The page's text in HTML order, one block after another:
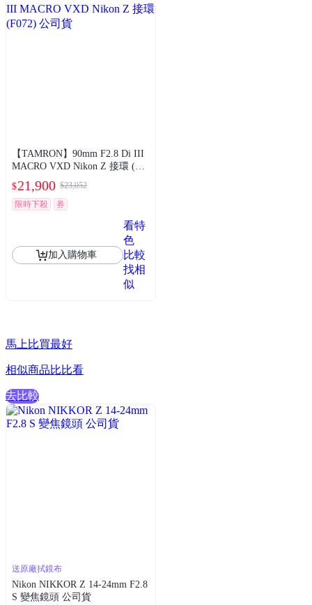
【TAMRON】90mm F2.8 Di III
MACRO VXD Nikon Z 接環 (F0
$21,900 $23,052
限時下殺
券
加入購物車
看特
色
比較
找相
似
馬上比買最好
相似商品比比看
去比較
送原廠拭鏡布
Nikon NIKKOR Z 14-24mm F2.8
S 變焦鏡頭 公司貨